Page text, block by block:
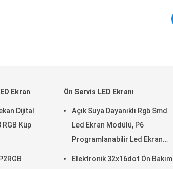
Ekran
Dijital
Küp
Ön Servis LED Ekranı
Açık Suya Dayanıklı Rgb Smd
Led Ekran Modülü, P6
Programlanabilir Led Ekran
Elektronik 32x16dot Ön Bakım